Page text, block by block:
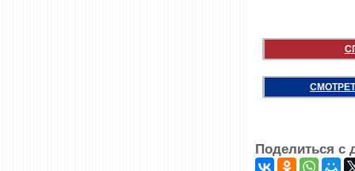
Поделиться с